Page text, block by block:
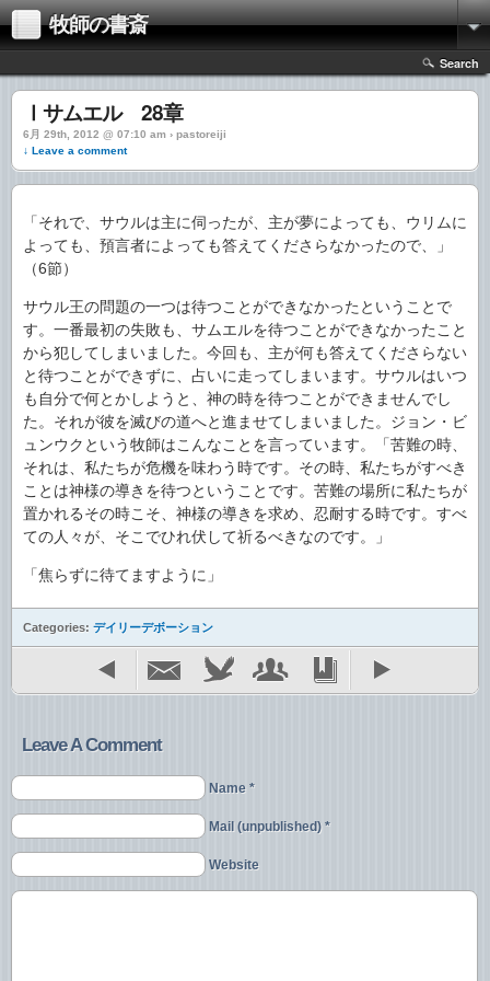
牧師の書斎
Search
Ⅰサムエル 28章
6月 29th, 2012 @ 07:10 am › pastoreiji
↓ Leave a comment
「それで、サウルは主に伺ったが、主が夢によっても、ウリムに
よっても、預言者によっても答えてくださらなかったので、」
（6節）
サウル王の問題の一つは待つことができなかったということで
す。一番最初の失敗も、サムエルを待つことができなかったこと
から犯してしまいました。今回も、主が何も答えてくださらない
と待つことができずに、占いに走ってしまいます。サウルはいつ
も自分で何とかしようと、神の時を待つことができませんでし
た。それが彼を滅びの道へと進ませてしまいました。ジョン・ビ
ュンウクという牧師はこんなことを言っています。「苦難の時、
それは、私たちが危機を味わう時です。その時、私たちがすべき
ことは神様の導きを待つということです。苦難の場所に私たちが
置かれるその時こそ、神様の導きを求め、忍耐する時です。すべ
ての人々が、そこでひれ伏して祈るべきなのです。」
「焦らずに待てますように」
Categories: デイリーデボーション
Leave A Comment
Name *
Mail (unpublished) *
Website